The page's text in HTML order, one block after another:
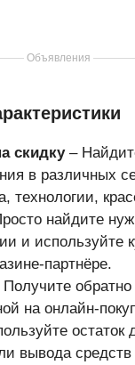
Объявления
скидку–
в различных
технологии,
найдите
и используйте
партнёре.
Получите обратно
на онлайн-
остаток
вывода средств